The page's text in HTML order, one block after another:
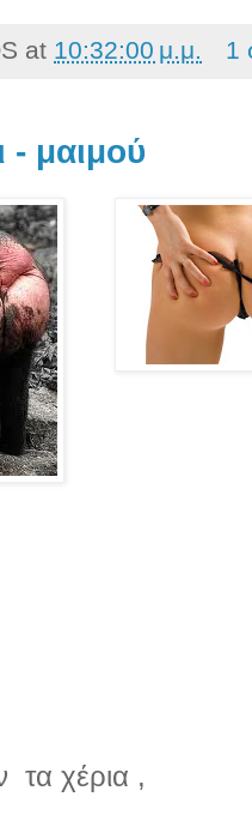
at 10:32:00 μ.μ. 1
- μαιμού
τα χέρια ,